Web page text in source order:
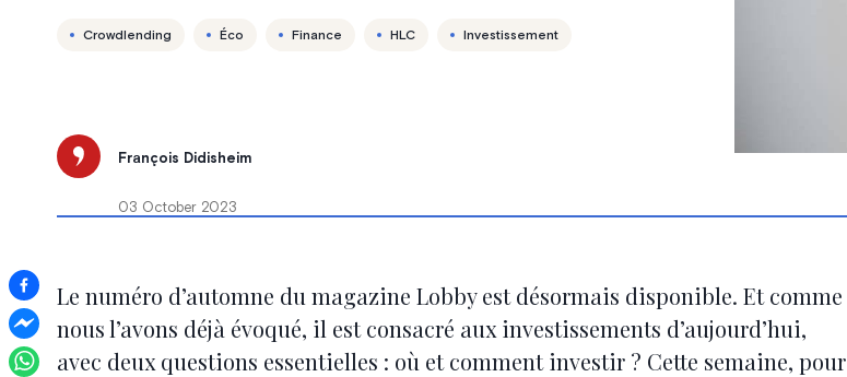
Crowdlending Éco Finance HLC Investissement
François Didisheim
03 October 2023
Le numéro d’automne du magazine Lobby est désormais disponible. Et comme
nous l’avons déjà évoqué, il est consacré aux investissements d’aujourd’hui,
avec deux questions essentielles : où et comment investir ? Cette semaine, pour